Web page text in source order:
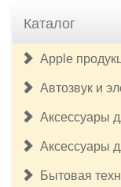
Каталог
Apple
Автозвук и
Аксессуары
Аксессуары
Бытовая